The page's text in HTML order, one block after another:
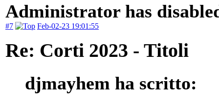
Administrator has
#7 Feb-02-23 19:01:55
Re: Corti 2023 - Titoli
djmayhem ha scritto: